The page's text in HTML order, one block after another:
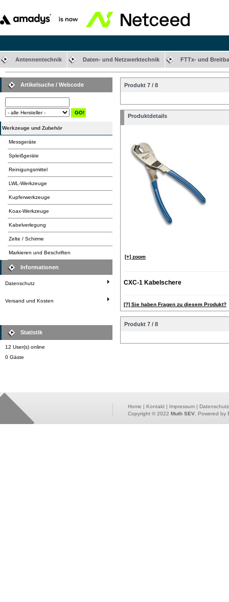
Antennentechnik Daten- und Netzwerktechnik FTTx- und
Artikelsuche / Webcode
Werkzeuge und Zubehör
Messgeräte
Spleißgeräte
Reinigungsmittel
LWL-Werkzeuge
Kupferwerkzeuge
Koax-Werkzeuge
Kabelverlegung
Zelte / Schirme
Markieren und Beschriften
Informationen
Datenschutz
Versand und Kosten
Statistik
12 User(s) online
0 Gäste
Produkt 7 / 8
Produktdetails
[+] zoom
CXC-1 Kabelschere
[?] Sie haben Fragen zu diesem Produkt?
Produkt 7 / 8
Home | Kontakt | Impressum |
Copyright © 2022 Muth SEV . Powered by